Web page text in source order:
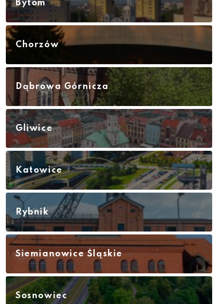
Bytom
Chorzów
Dąbrowa Górnicza
Gliwice
Katowice
Rybnik
Siemianowice Śląskie
Sosnowiec